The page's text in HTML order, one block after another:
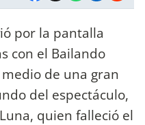
por la pantalla
con el Bailando
de una gran
del espectáculo,
quien falleció el